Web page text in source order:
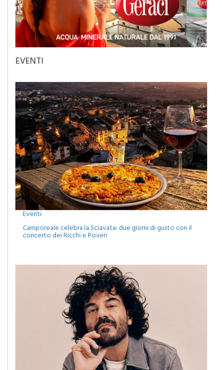
EVENTI
Eventi
Camporeale celebra la Sciavata: due giorni di gusto con il
concerto dei Ricchi e Poveri